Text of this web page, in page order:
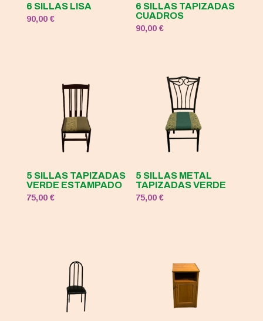
6 SILLAS LISA
90,00 €
6 SILLAS TAPIZADAS
CUADROS
90,00€
5 SILLAS TAPIZADAS
VERDE ESTAMPADO
75,00 €
5 SILLAS METAL
TAPIZADAS VERDE
75,00€